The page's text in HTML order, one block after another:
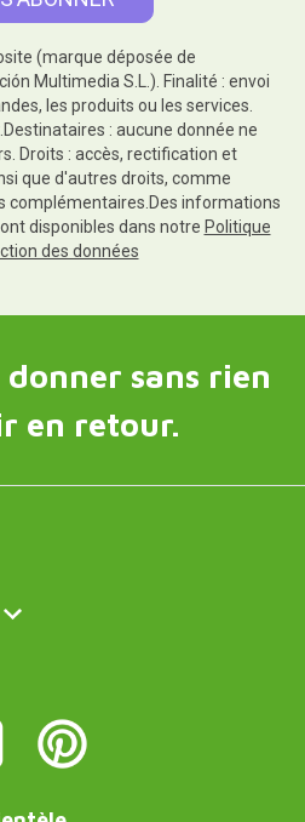
(marque déposée de
Multimedia S.L.). Finalité : envoi
les produits ou les services.
: aucune donnée ne
Droits : accès, rectification et
que d'autres droits, comme
complémentaires.Des informations
disponibles dans notre Politique
des données
sans rien
en retour.